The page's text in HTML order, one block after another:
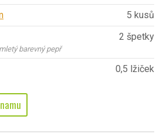
5 kusů
barevný pepř
2 špetky
0,5 lžiček